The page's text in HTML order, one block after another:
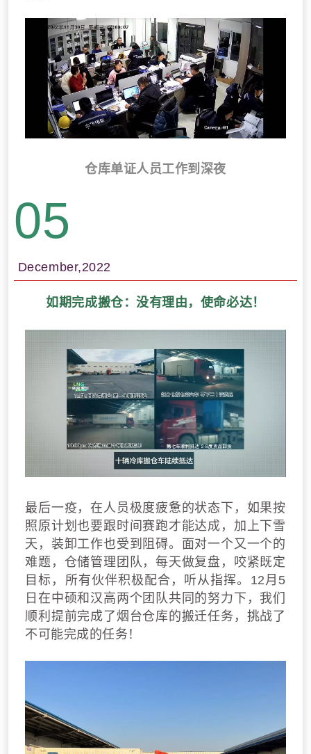
仓库单证人员工作到深夜
05
December,2022
如期完成搬仓：没有理由，使命必达！
最后一疫，在人员极度疲惫的状态下，如果按
照原计划也要跟时间赛跑才能达成，加上下雪
天，装卸工作也受到阻碍。面对一个又一个的
难题，仓储管理团队，每天做复盘，咬紧既定
目标，所有伙伴积极配合，听从指挥。12月5
日在中硕和汉高两个团队共同的努力下，我们
顺利提前完成了烟台仓库的搬迁任务，挑战了
不可能完成的任务！